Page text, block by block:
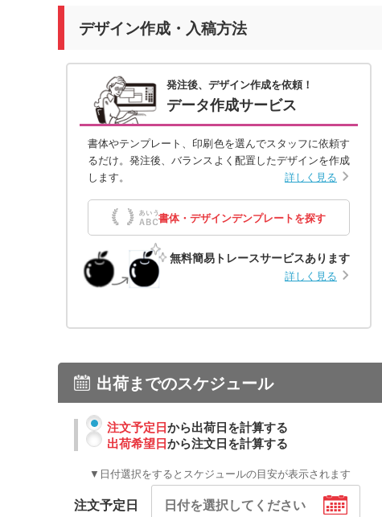
デザイン作成・入稿方法
発注後、デザイン作成を依頼！
データ作成サービス
書体やテンプレート、印刷色を選んでスタッフに依頼す
るだけ。発注後、バランスよく配置したデザインを作成
します。
詳しく見る
書体・デザインデンプレートを探す
無料簡易トレースサービスあります
詳しく見る
出荷までのスケジュール
注文予定日から出荷日を計算する
出荷希望日から注文日を計算する
▼日付選択をするとスケジュールの目安が表示されます
注文予定日